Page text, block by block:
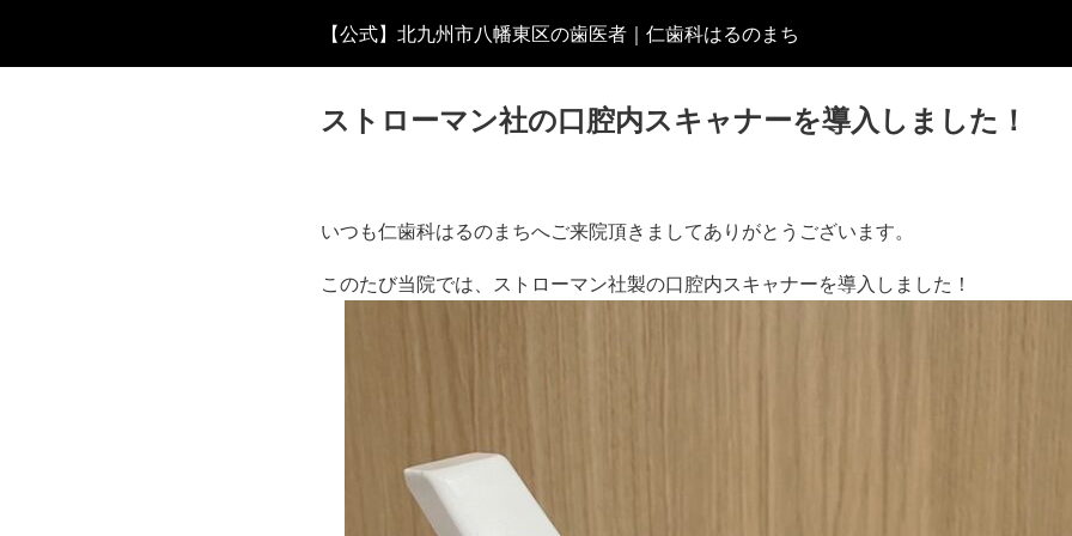
【公式】北九州市八幡東区の歯医者｜仁歯科はるのまち
ストローマン社の口腔内スキャナーを導入しました！
いつも仁歯科はるのまちへご来院頂きましてありがとうございます。
このたび当院では、ストローマン社製の口腔内スキャナーを導入しました！